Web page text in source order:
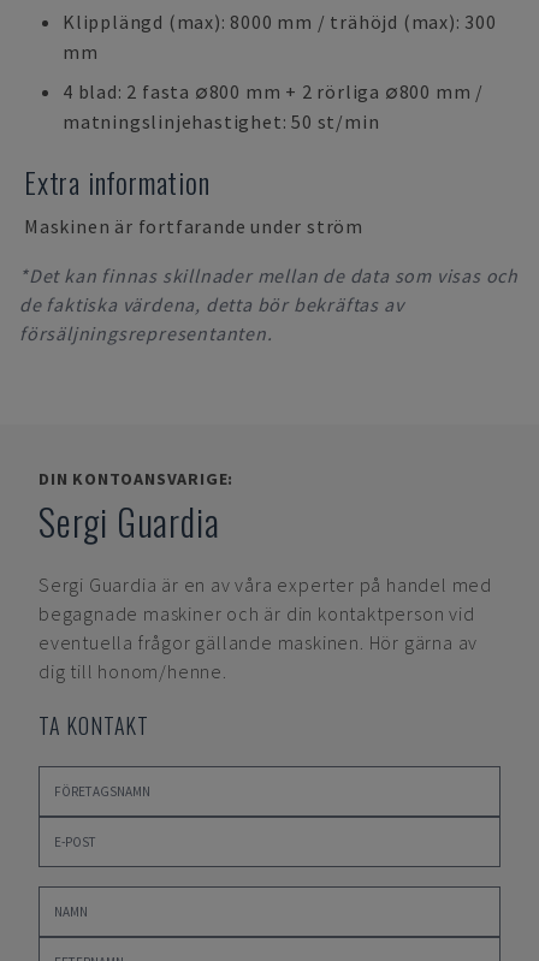
Klipplängd (max): 8000 mm / trähöjd (max): 300
mm
4 blad: 2 fasta ∅800 mm + 2 rörliga ∅800 mm /
matningslinjehastighet: 50 st/min
Extra information
Maskinen är fortfarande under ström
*Det kan finnas skillnader mellan de data som visas och
de faktiska värdena, detta bör bekräftas av
försäljningsrepresentanten.
DIN KONTOANSVARIGE:
Sergi Guardia
Sergi Guardia är en av våra experter på handel med
begagnade maskiner och är din kontaktperson vid
eventuella frågor gällande maskinen. Hör gärna av
dig till honom/henne.
TA KONTAKT